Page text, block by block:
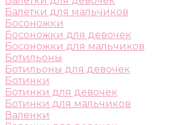
Балетки для мальчиков
Босоножки
Босоножки для девочек
Босоножки для мальчиков
Ботильоны
Ботильоны для девочек
Ботинки
Ботинки для девочек
Ботинки для мальчиков
Валенки